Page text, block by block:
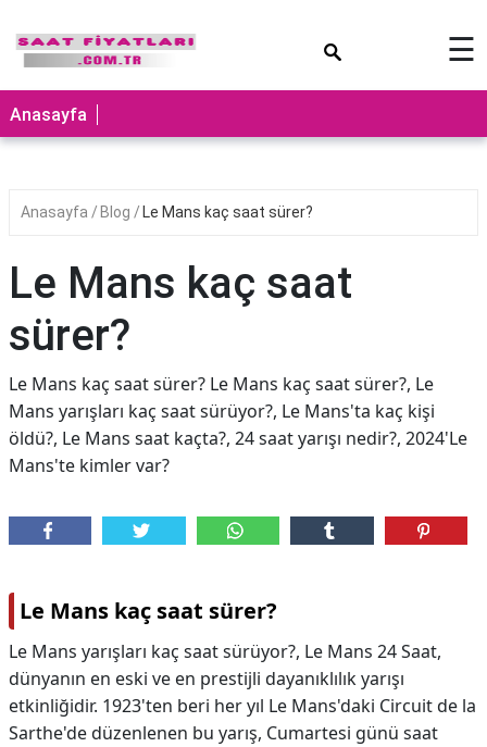
☰
Anasayfa
Anasayfa Blog Le Mans kaç saat sürer?
Le Mans kaç saat
sürer?
Le Mans kaç saat sürer? Le Mans kaç saat sürer?, Le
Mans yarışları kaç saat sürüyor?, Le Mans'ta kaç kişi
öldü?, Le Mans saat kaçta?, 24 saat yarışı nedir?, 2024'Le
Mans'te kimler var?
Le Mans kaç saat sürer?
Le Mans yarışları kaç saat sürüyor?, Le Mans 24 Saat,
dünyanın en eski ve en prestijli dayanıklılık yarışı
etkinliğidir. 1923'ten beri her yıl Le Mans'daki Circuit de la
Sarthe'de düzenlenen bu yarış, Cumartesi günü saat